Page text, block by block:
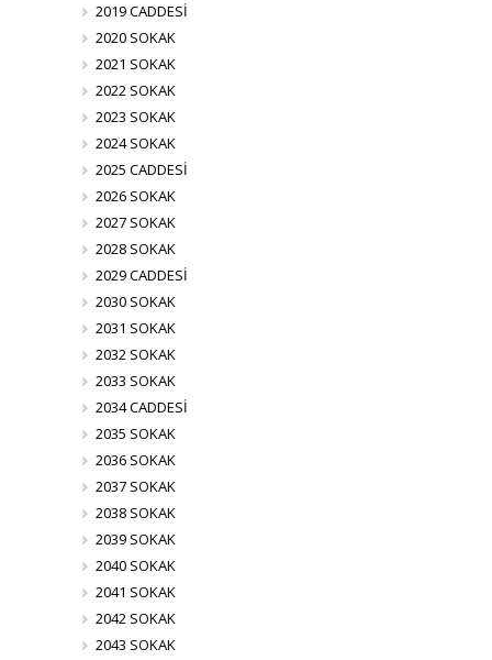
2019 CADDESİ
2020 SOKAK
2021 SOKAK
2022 SOKAK
2023 SOKAK
2024 SOKAK
2025 CADDESİ
2026 SOKAK
2027 SOKAK
2028 SOKAK
2029 CADDESİ
2030 SOKAK
2031 SOKAK
2032 SOKAK
2033 SOKAK
2034 CADDESİ
2035 SOKAK
2036 SOKAK
2037 SOKAK
2038 SOKAK
2039 SOKAK
2040 SOKAK
2041 SOKAK
2042 SOKAK
2043 SOKAK